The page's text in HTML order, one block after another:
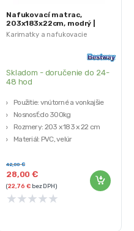
Karimatky a nafukovacie
Nafukovací matrac,
203x183x22cm, modrý |
Bestway
Skladom - doručenie do 24-
48 hod
Použitie: vnútorné a vonkajšie
Nosnosť:do 300kg
Rozmery: 203 x 183 x 22 cm
Materiál: PVC, velúr
28,00€
42,00€
(22,76€bez DPH)
★★★★★